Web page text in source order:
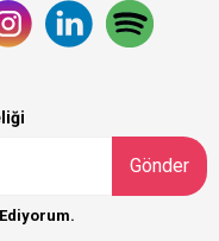
Gönder